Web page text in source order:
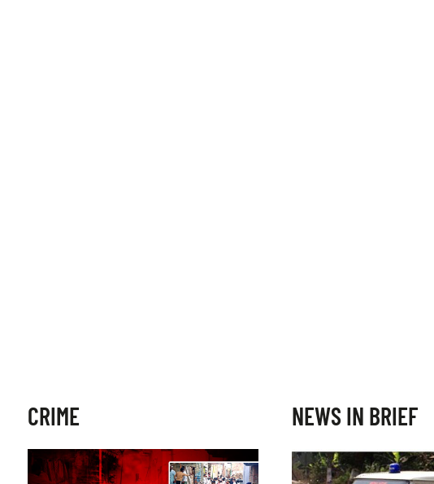
CRIME NEWS IN BRIEF